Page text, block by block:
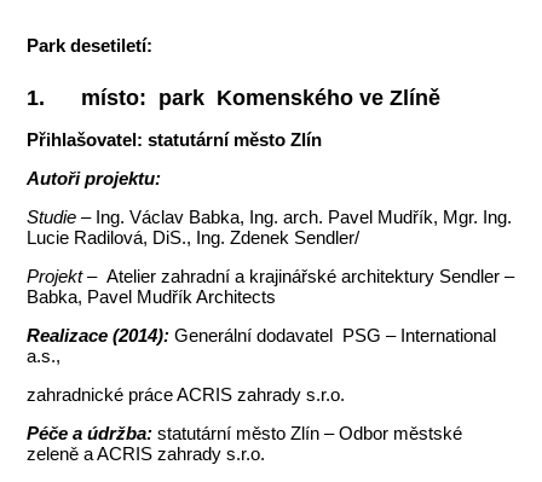
Park desetiletí:
1. místo: park Komenského ve Zlíně
Přihlašovatel: statutární město Zlín
Autoři projektu:
Studie – Ing. Václav Babka, Ing. arch. Pavel Mudřík, Mgr. Ing.
Lucie Radilová, DiS., Ing. Zdenek Sendler/
Projekt –Atelier zahradní a krajinářské architektury Sendler –
Babka, Pavel Mudřík Architects
Realizace (2014): Generální dodavatel PSG – International
a.s.,
zahradnické práce ACRIS zahrady s.r.o.
Péče a údržba: statutární město Zlín – Odbor městské
zeleně a ACRIS zahrady s.r.o.